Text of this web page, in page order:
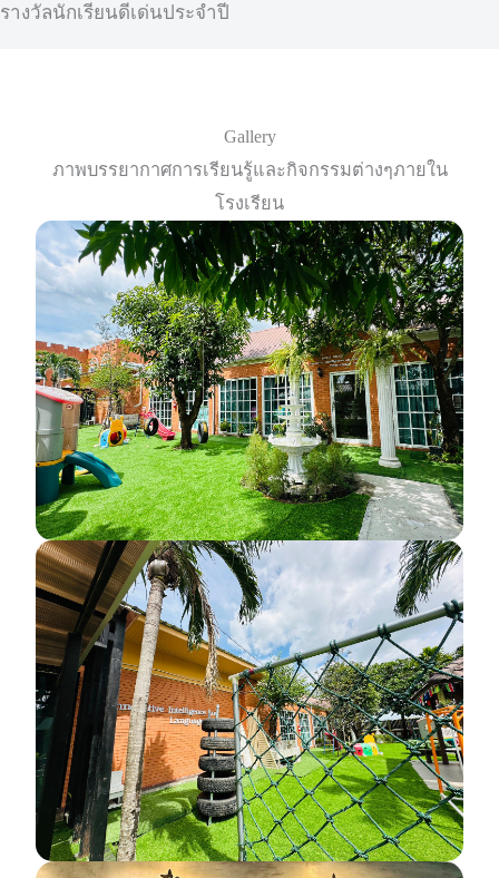
รางวัลนักเรียนดีเด่นประจำปี
Gallery
ภาพบรรยากาศการเรียนรู้และกิจกรรมต่างๆภายใน
โรงเรียน